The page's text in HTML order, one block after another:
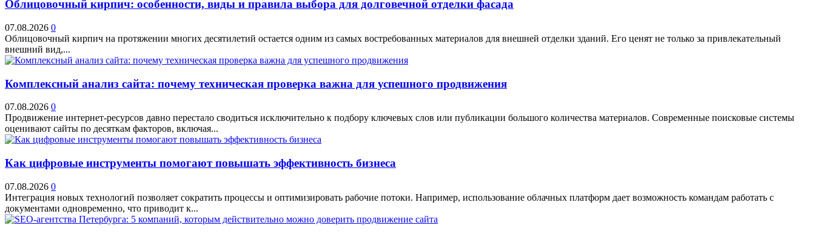
Облицовочный кирпич: особенности, виды и правила выбора для долговечной отделки фасада
07.08.2026 0
Облицовочный кирпич на протяжении многих десятилетий остается одним из самых востребованных материалов для внешней отделки зданий. Его ценят не только за привлекательный
внешний вид,...
Комплексный анализ сайта: почему техническая проверка важна для успешного продвижения
07.08.2026 0
Продвижение интернет-ресурсов давно перестало сводиться исключительно к подбору ключевых слов или публикации большого количества материалов. Современные поисковые системы
оценивают сайты по десяткам факторов, включая...
Как цифровые инструменты помогают повышать эффективность бизнеса
07.08.2026 0
Интеграция новых технологий позволяет сократить процессы и оптимизировать рабочие потоки. Например, использование облачных платформ дает возможность командам работать с
документами одновременно, что приводит к...